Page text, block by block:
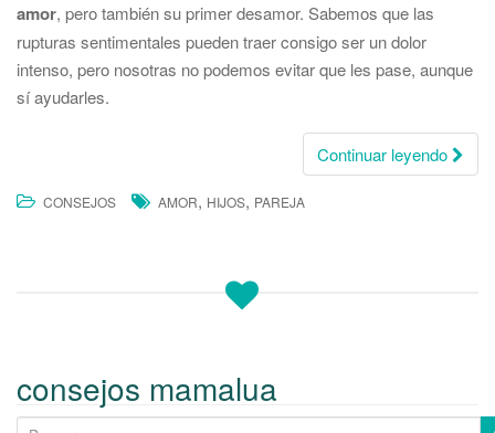
amor, pero también su primer desamor. Sabemos que las
rupturas sentimentales pueden traer consigo ser un dolor
intenso, pero nosotras no podemos evitar que les pase, aunque
sí ayudarles.
Continuar leyendo
CONSEJOS AMOR, HIJOS, PAREJA
consejos mamalua